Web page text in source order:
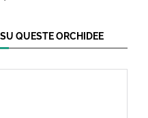
QUESTE ORCHIDEE